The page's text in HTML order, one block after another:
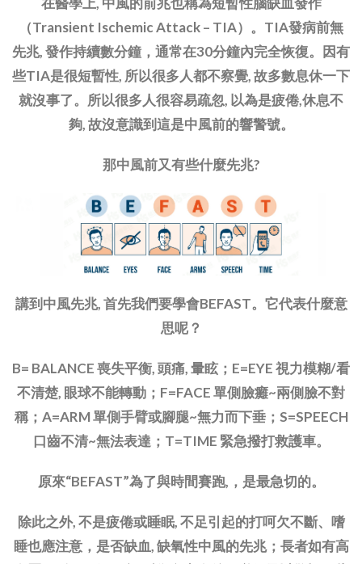
（Transient Ischemic Attack – TIA）。TIA發病前無
先兆, 發作持續數分鐘，通常在30分鐘內完全恢復。因有
些TIA是很短暫性, 所以很多人都不察覺, 故多數息休一下
就沒事了。所以很多人很容易疏忽, 以為是疲倦,休息不
夠, 故沒意識到這是中風前的響警號。
那中風前又有些什麼先兆?
講到中風先兆, 首先我們要學會BEFAST。它代表什麼意
思呢？
B= BALANCE 喪失平衡, 頭痛, 暈眩；E=EYE 視力模糊/看
不清楚, 眼球不能轉動；F=FACE 單側臉癱~兩側臉不對
稱；A=ARM 單側手臂或腳腿~無力而下垂；S=SPEECH
口齒不清~無法表達；T=TIME 緊急撥打救護車。
原來“BEFAST”為了與時間賽跑,，是最急切的。
除此之外, 不是疲倦或睡眠, 不足引起的打呵欠不斷、嗜
睡也應注意，是否缺血, 缺氧性中風的先兆；長者如有高